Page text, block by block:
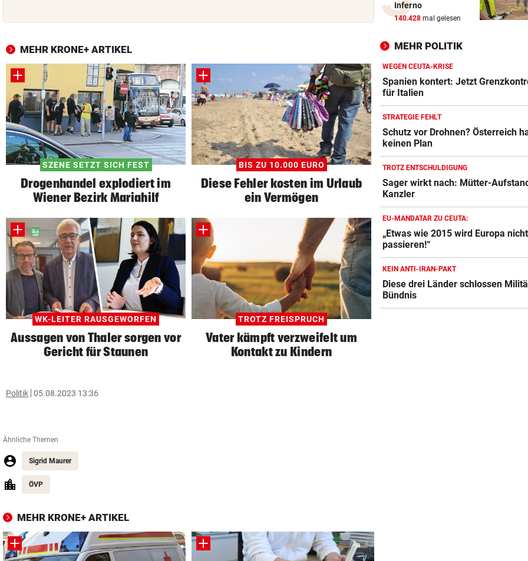
MEHR KRONE+ ARTIKEL
SZENE SETZT SICH FEST
Drogenhandel explodiert im
Wiener Bezirk Mariahilf
BIS ZU 10.000 EURO
Diese Fehler kosten im Urlaub
ein Vermögen
WK-LEITER RAUSGEWORFEN
Aussagen von Thaler sorgen vor
Gericht für Staunen
TROTZ FREISPRUCH
Vater kämpft verzweifelt um
Kontakt zu Kindern
Politik 05.08.2023 13:36
Ähnliche Themen
Sigrid Maurer
ÖVP
MEHR KRONE+ ARTIKEL
Luxus am Meer! Sabalenka
Feuerwehr befreite Kalb aus
misslicher Lage
FUSSBALL-FANS FEIERN
Hochgefühle dank Comeback
eines Kult-Sponsors
Enttäuschende Zweitliga-
Rückkehr nach Grödig
2. LIGA – 2. RUNDE
Fehlstart komplett! Nächste
für St. Pölten
WANDERER AUSGEFLOGEN
Wieder Muren nach
Dramatik im Valser Tal
Inferno
140.428 mal gelesen
MEHR POLITIK
WEGEN CEUTA-KRISE
Spanien kontert: Jetzt
für Italien
STRATEGIE FEHLT
Schutz vor Drohnen? Österreich
keinen Plan
TROTZ ENTSCHULDIGUNG
Sager wirkt nach: Mütter-
Kanzler
EU-MANDATAR ZU CEUTA:
„Etwas wie 2015 wird Europa
passieren!“
KEIN ANTI-IRAN-PAKT
Diese drei Länder schlossen
Bündnis